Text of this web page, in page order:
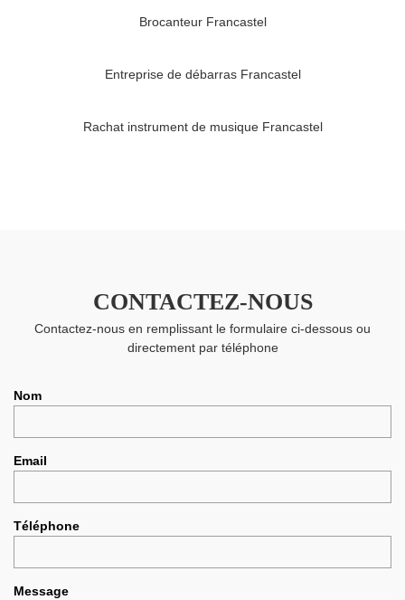
Brocanteur Francastel
Entreprise de débarras Francastel
Rachat instrument de musique Francastel
CONTACTEZ-NOUS
Contactez-nous en remplissant le formulaire ci-dessous ou
directement par téléphone
Nom
Email
Téléphone
Message